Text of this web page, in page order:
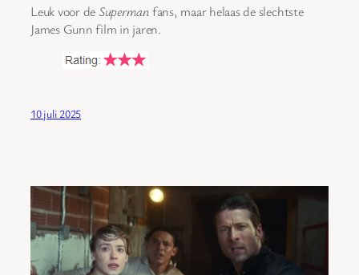
Leuk voor deSupermanfans, maar helaas de slechtste
James Gunn film in jaren.
10 juli 2025